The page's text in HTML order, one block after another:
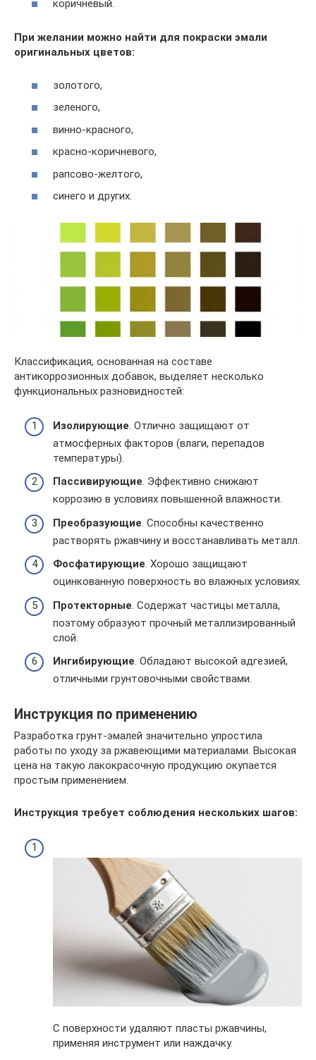
коричневый.
При желании можно найти для покраски эмали
оригинальных цветов:
золотого,
зеленого,
винно-красного,
красно-коричневого,
рапсово-желтого,
синего и других.
Классификация, основанная на составе
антикоррозионных добавок, выделяет несколько
функциональных разновидностей:
Изолирующие. Отлично защищают от
атмосферных факторов (влаги, перепадов
температуры).
Пассивирующие. Эффективно снижают
коррозию в условиях повышенной влажности.
Преобразующие. Способны качественно
растворять ржавчину и восстанавливать металл.
Фосфатирующие. Хорошо защищают
оцинкованную поверхность во влажных условиях.
Протекторные. Содержат частицы металла,
поэтому образуют прочный металлизированный
слой.
Ингибирующие. Обладают высокой адгезией,
отличными грунтовочными свойствами.
Инструкция по применению
Разработка грунт-эмалей значительно упростила
работы по уходу за ржавеющими материалами. Высокая
цена на такую лакокрасочную продукцию окупается
простым применением.
Инструкция требует соблюдения нескольких шагов:
С поверхности удаляют пласты ржавчины,
применяя инструмент или наждачку.